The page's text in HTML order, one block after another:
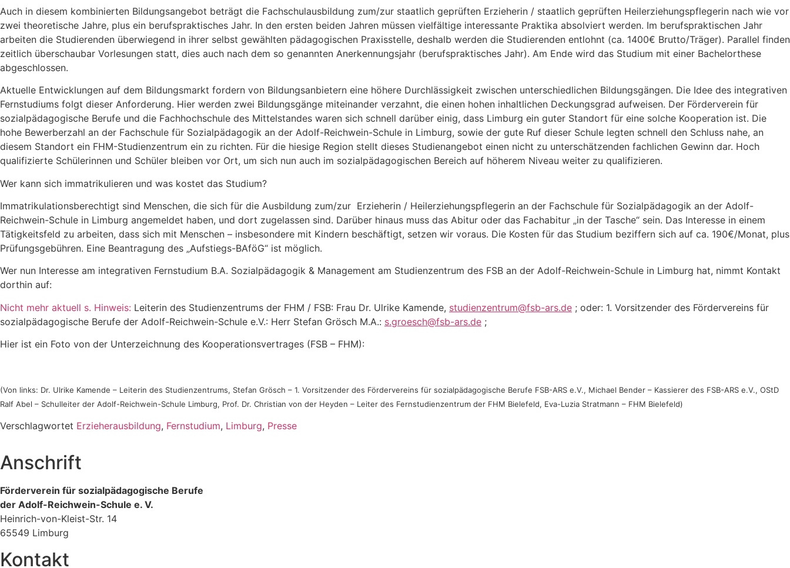
Auch in diesem kombinierten Bildungsangebot beträgt die Fachschulausbildung zum/zur staatlich geprüften Erzieherin / staatlich geprüften Heilerziehungspflegerin nach wie vor
zwei theoretische Jahre, plus ein berufspraktisches Jahr. In den ersten beiden Jahren müssen vielfältige interessante Praktika absolviert werden. Im berufspraktischen Jahr
arbeiten die Studierenden überwiegend in ihrer selbst gewählten pädagogischen Praxisstelle, deshalb werden die Studierenden entlohnt (ca. 1400€ Brutto/Träger). Parallel finden
zeitlich überschaubar Vorlesungen statt, dies auch nach dem so genannten Anerkennungsjahr (berufspraktisches Jahr). Am Ende wird das Studium mit einer Bachelorthese
abgeschlossen.
Aktuelle Entwicklungen auf dem Bildungsmarkt fordern von Bildungsanbietern eine höhere Durchlässigkeit zwischen unterschiedlichen Bildungsgängen. Die Idee des integrativen
Fernstudiums folgt dieser Anforderung. Hier werden zwei Bildungsgänge miteinander verzahnt, die einen hohen inhaltlichen Deckungsgrad aufweisen. Der Förderverein für
sozialpädagogische Berufe und die Fachhochschule des Mittelstandes waren sich schnell darüber einig, dass Limburg ein guter Standort für eine solche Kooperation ist. Die
hohe Bewerberzahl an der Fachschule für Sozialpädagogik an der Adolf-Reichwein-Schule in Limburg, sowie der gute Ruf dieser Schule legten schnell den Schluss nahe, an
diesem Standort ein FHM-Studienzentrum ein zu richten. Für die hiesige Region stellt dieses Studienangebot einen nicht zu unterschätzenden fachlichen Gewinn dar. Hoch
qualifizierte Schülerinnen und Schüler bleiben vor Ort, um sich nun auch im sozialpädagogischen Bereich auf höherem Niveau weiter zu qualifizieren.
Wer kann sich immatrikulieren und was kostet das Studium?
Immatrikulationsberechtigt sind Menschen, die sich für die Ausbildung zum/zur Erzieherin / Heilerziehungspflegerin an der Fachschule für Sozialpädagogik an der Adolf-
Reichwein-Schule in Limburg angemeldet haben, und dort zugelassen sind. Darüber hinaus muss das Abitur oder das Fachabitur „in der Tasche“ sein. Das Interesse in einem
Tätigkeitsfeld zu arbeiten, dass sich mit Menschen – insbesondere mit Kindern beschäftigt, setzen wir voraus. Die Kosten für das Studium beziffern sich auf ca. 190€/Monat, plus
Prüfungsgebühren. Eine Beantragung des „Aufstiegs-BAföG“ ist möglich.
Wer nun Interesse am integrativen Fernstudium B.A. Sozialpädagogik & Management am Studienzentrum des FSB an der Adolf-Reichwein-Schule in Limburg hat, nimmt Kontakt
dorthin auf:
Nicht mehr aktuell s. Hinweis: Leiterin des Studienzentrums der FHM / FSB: Frau Dr. Ulrike Kamende, studienzentrum@fsb-ars.de ; oder: 1. Vorsitzender des Fördervereins für
sozialpädagogische Berufe der Adolf-Reichwein-Schule e.V.: Herr Stefan Grösch M.A.: s.groesch@fsb-ars.de ;
Hier ist ein Foto von der Unterzeichnung des Kooperationsvertrages (FSB – FHM):
(Von links: Dr. Ulrike Kamende – Leiterin des Studienzentrums, Stefan Grösch – 1. Vorsitzender des Fördervereins für sozialpädagogische Berufe FSB-ARS e.V., Michael Bender – Kassierer des FSB-ARS e.V., OStD
Ralf Abel – Schulleiter der Adolf-Reichwein-Schule Limburg, Prof. Dr. Christian von der Heyden – Leiter des Fernstudienzentrum der FHM Bielefeld, Eva-Luzia Stratmann – FHM Bielefeld)
Verschlagwortet Erzieherausbildung, Fernstudium, Limburg, Presse
Anschrift
Förderverein für sozialpädagogische Berufe
der Adolf-Reichwein-Schule e. V.
Heinrich-von-Kleist-Str. 14
65549 Limburg
Kontakt